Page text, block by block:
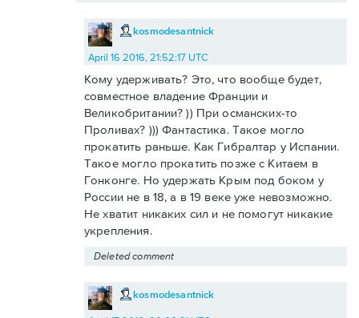
kosmodesantnick
April 16 2016, 21:52:17 UTC
Кому удерживать? Это, что вообще будет,
совместное владение Франции и
Великобритании? )) При османских-то
Проливах? ))) Фантастика. Такое могло
прокатить раньше. Как Гибралтар у Испании.
Такое могло прокатить позже с Китаем в
Гонконге. Но удержать Крым под боком у
России не в 18, а в 19 веке уже невозможно.
Не хватит никаких сил и не помогут никакие
укрепления.
Deleted comment
kosmodesantnick